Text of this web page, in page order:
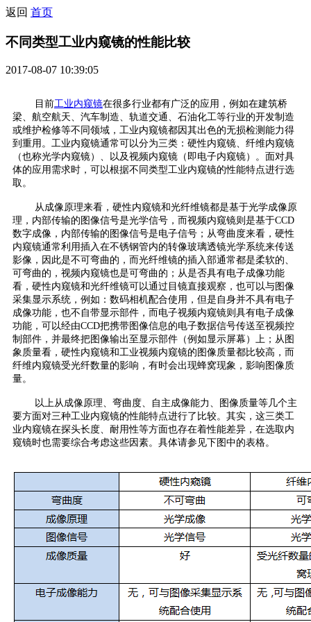
返回 首页
不同类型工业内窥镜的性能比较
2017-08-07 10:39:05
目前工业内窥镜在很多行业都有广泛的应用，例如在建筑桥
梁、航空航天、汽车制造、轨道交通、石油化工等行业的开发制造
或维护检修等不同领域，工业内窥镜都因其出色的无损检测能力得
到重用。工业内窥镜通常可以分为三类：硬性内窥镜、纤维内窥镜
（也称光学内窥镜）、以及视频内窥镜（即电子内窥镜）。面对具
体的应用需求时，可以根据不同类型工业内窥镜的性能特点进行选
取。
从成像原理来看，硬性内窥镜和光纤维镜都是基于光学成像原
理，内部传输的图像信号是光学信号，而视频内窥镜则是基于CCD
数字成像，内部传输的图像信号是电子信号；从弯曲度来看，硬性
内窥镜通常利用插入在不锈钢管内的转像玻璃透镜光学系统来传送
影像，因此是不可弯曲的，而光纤维镜的插入部通常都是柔软的、
可弯曲的，视频内窥镜也是可弯曲的；从是否具有电子成像功能
看，硬性内窥镜和光纤维镜可以通过目镜直接观察，也可以与图像
采集显示系统，例如：数码相机配合使用，但是自身并不具有电子
成像功能，也不自带显示部件，而电子视频内窥镜则具有电子成像
功能，可以经由CCD把携带图像信息的电子数据信号传送至视频控
制部件，并最终把图像输出至显示部件（例如显示屏幕）上；从图
象质量看，硬性内窥镜和工业视频内窥镜的图像质量都比较高，而
纤维内窥镜受光纤数量的影响，有时会出现蜂窝现象，影响图像质
量。
以上从成像原理、弯曲度、自主成像能力、图像质量等几个主
要方面对三种工业内窥镜的性能特点进行了比较。其实，这三类工
业内窥镜在探头长度、耐用性等方面也存在着性能差异，在选取内
窥镜时也需要综合考虑这些因素。具体请参见下图中的表格。